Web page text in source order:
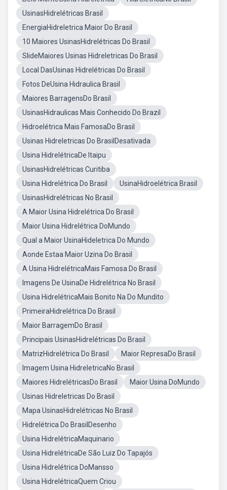
UsinasHidrelétricas Brasil
EnergiaHidreletrica Maior Do Brasil
10 Maiores UsinasHidrelétricas Do Brasil
SlideMaiores Usinas Hidreletricas Do Brasil
Local DasUsinas Hidrelétricas Do Brasil
Fotos DeUsina Hidraulica Brasil
Maiores BarragensDo Brasil
UsinasHidraulicas Mais Conhecido Do Brazil
Hidroelétrica Mais FamosaDo Brasil
Usinas Hidreletricas Do BrasilDesativada
Usina HidrelétricaDe Itaipu
UsinasHidrelétricas Curitiba
Usina Hidrelétrica Do Brasil
UsinaHidroelétrica Brasil
UsinasHidrelétricas No Brasil
A Maior Usina Hidrelétrica Do Brasil
Maior Usina Hidrelétrica DoMundo
Qual a Maior UsinaHideletrica Do Mundo
Aonde Estaa Maior Uzina Do Brasil
A Usina HidrelétricaMais Famosa Do Brasil
Imagens De UsinaDe Hidrelétrica No Brasil
Usina HidrelétricaMais Bonito Na Do Mundito
PrimeiraHidrelétrica Do Brasil
Maior BarragemDo Brasil
Principais UsinasHidrelétricas Do Brasil
MatrizHidrelétrica Do Brasil
Maior RepresaDo Brasil
Imagem Usina HidreletricaNo Brasil
Maiores HidrelétricasDo Brasil
Maior Usina DoMundo
Usinas Hidreletricas Do Brasil
Mapa UsinasHidrelétricas No Brasil
Hidrelétrica Do BrasilDesenho
Usina HidrelétricaMaquinario
Usina HidrelétricaDe São Luiz Do Tapajós
Usina Hidrelétrica DoMansso
Usina HidrelétricaQuem Criou